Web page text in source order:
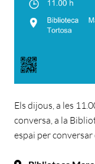
Els dijous, a les
conversa, a la
espai per conversar